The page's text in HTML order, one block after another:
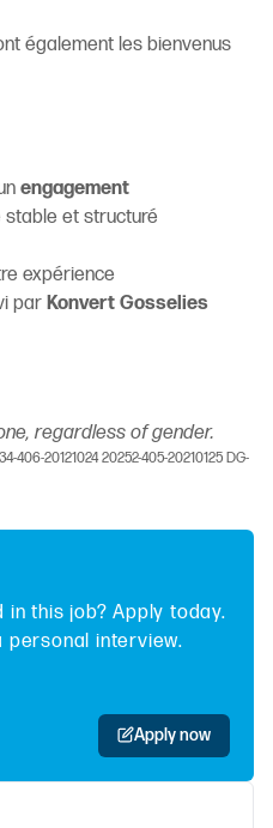
également les bienvenus
engagement
stable et structuré
expérience
par Konvert Gosselies
regardless of gender.
406-20121024 20252-405-20210125 DG-
this job? Apply today.
personal interview.
Apply now